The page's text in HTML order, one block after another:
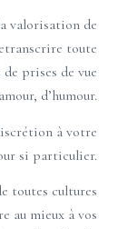
valorisation de
toute
prises de vue
d’humour.
à votre
si particulier.
toutes cultures
au mieux à vos